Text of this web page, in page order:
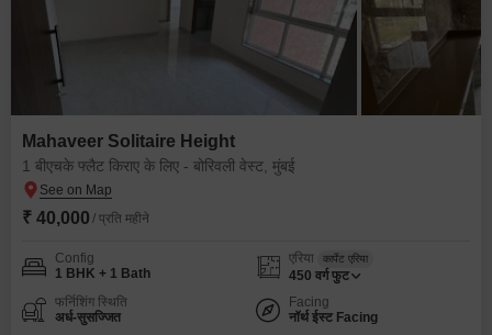
Mahaveer Solitaire Height
1 बीएचके फ्लैट किराए के लिए - बोरिवली वेस्ट, मुंबई
₹ 40,000 / प्रति महीने
Config
1 BHK + 1 Bath
एरिया कार्पेट एरिया
450 वर्ग फुट
फर्निशिंग स्थिति
अर्ध-सुसज्जित
Facing
नॉर्थ ईस्ट Facing